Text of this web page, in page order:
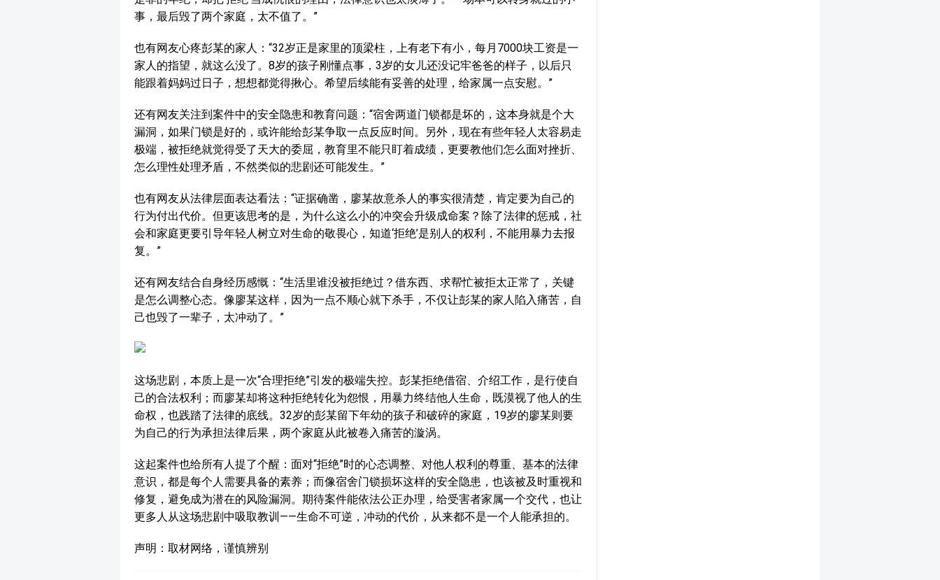
事，最后毁了两个家庭，太不值了。”
也有网友心疼彭某的家人：“32岁正是家里的顶梁柱，上有老下有小，每月7000块工资是一
家人的指望，就这么没了。8岁的孩子刚懂点事，3岁的女儿还没记牢爸爸的样子，以后只
能跟着妈妈过日子，想想都觉得揪心。希望后续能有妥善的处理，给家属一点安慰。”
还有网友关注到案件中的安全隐患和教育问题：“宿舍两道门锁都是坏的，这本身就是个大
漏洞，如果门锁是好的，或许能给彭某争取一点反应时间。另外，现在有些年轻人太容易走
极端，被拒绝就觉得受了天大的委屈，教育里不能只盯着成绩，更要教他们怎么面对挫折、
怎么理性处理矛盾，不然类似的悲剧还可能发生。”
也有网友从法律层面表达看法：“证据确凿，廖某故意杀人的事实很清楚，肯定要为自己的
行为付出代价。但更该思考的是，为什么这么小的冲突会升级成命案？除了法律的惩戒，社
会和家庭更要引导年轻人树立对生命的敬畏心，知道‘拒绝’是别人的权利，不能用暴力去报
复。”
还有网友结合自身经历感慨：“生活里谁没被拒绝过？借东西、求帮忙被拒太正常了，关键
是怎么调整心态。像廖某这样，因为一点不顺心就下杀手，不仅让彭某的家人陷入痛苦，自
己也毁了一辈子，太冲动了。”
这场悲剧，本质上是一次“合理拒绝”引发的极端失控。彭某拒绝借宿、介绍工作，是行使自
己的合法权利；而廖某却将这种拒绝转化为怨恨，用暴力终结他人生命，既漠视了他人的生
命权，也践踏了法律的底线。32岁的彭某留下年幼的孩子和破碎的家庭，19岁的廖某则要
为自己的行为承担法律后果，两个家庭从此被卷入痛苦的漩涡。
这起案件也给所有人提了个醒：面对“拒绝”时的心态调整、对他人权利的尊重、基本的法律
意识，都是每个人需要具备的素养；而像宿舍门锁损坏这样的安全隐患，也该被及时重视和
修复，避免成为潜在的风险漏洞。期待案件能依法公正办理，给受害者家属一个交代，也让
更多人从这场悲剧中吸取教训——生命不可逆，冲动的代价，从来都不是一个人能承担的。
声明：取材网络，谨慎辨别